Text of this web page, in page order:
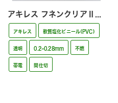
アキレス フネンクリアⅡ...
アキレス 軟質塩化ビニール(PVC)
透明 0.2~0.28mm 不燃
帯電 間仕切